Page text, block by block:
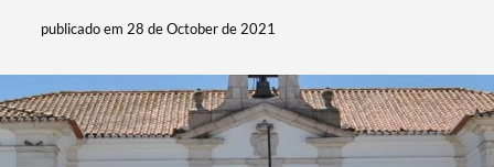
publicado em 28 de October de 2021